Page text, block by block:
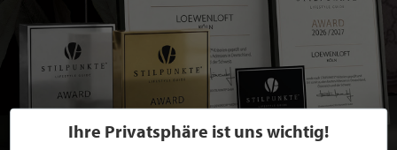
Ihre Privatsphäre ist uns wichtig!